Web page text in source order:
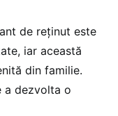
de reținut este
iar această
din familie.
a dezvolta o